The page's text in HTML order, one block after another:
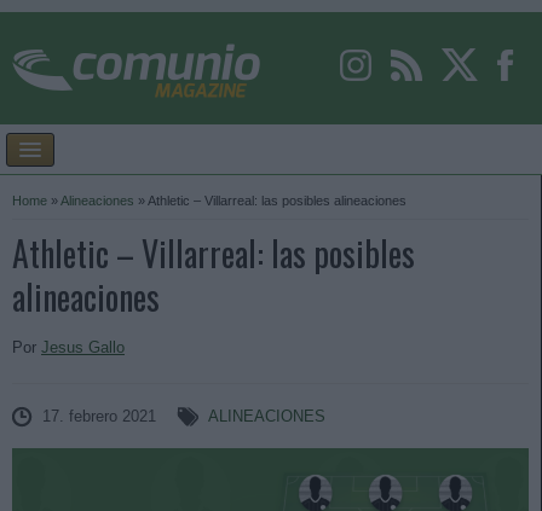
Home »Alineaciones » Athletic – Villarreal: las posibles alineaciones
Athletic – Villarreal: las posibles
alineaciones
Por Jesus Gallo
17. febrero 2021 ALINEACIONES